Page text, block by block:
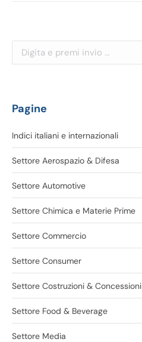
Cerca:
Pagine
Indici italiani e internazionali
Settore Aerospazio & Difesa
Settore Automotive
Settore Chimica e Materie Prime
Settore Commercio
Settore Consumer
Settore Costruzioni & Concessioni
Settore Food & Beverage
Settore Media